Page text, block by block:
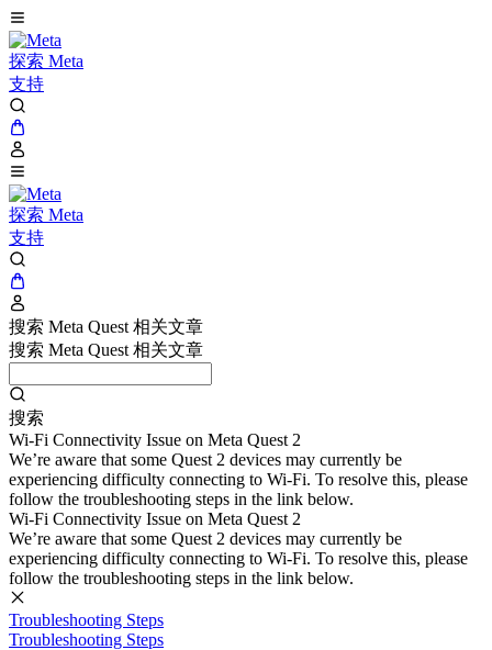
探索 Meta
支持
探索 Meta
支持
搜索 Meta Quest 相关文章
搜索 Meta Quest 相关文章
搜索
Wi-Fi Connectivity Issue on Meta Quest 2
We’re aware that some Quest 2 devices may currently be
experiencing difficulty connecting to Wi-Fi. To resolve this, please
follow the troubleshooting steps in the link below.
Wi-Fi Connectivity Issue on Meta Quest 2
We’re aware that some Quest 2 devices may currently be
experiencing difficulty connecting to Wi-Fi. To resolve this, please
follow the troubleshooting steps in the link below.
Troubleshooting Steps
Troubleshooting Steps